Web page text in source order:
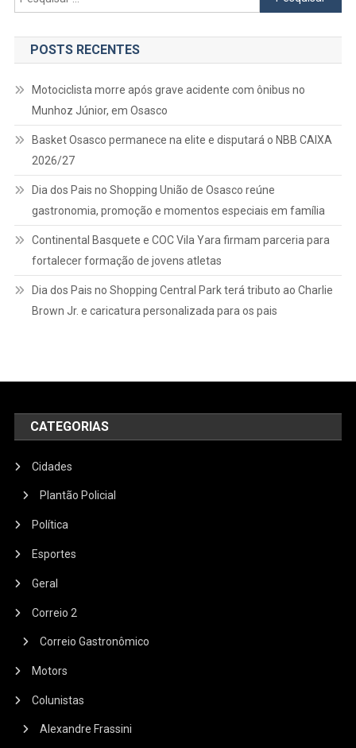
por:
POSTS RECENTES
Motociclista morre após grave acidente com ônibus no
Munhoz Júnior, em Osasco
Basket Osasco permanece na elite e disputará o NBB CAIXA
2026/27
Dia dos Pais no Shopping União de Osasco reúne
gastronomia, promoção e momentos especiais em família
Continental Basquete e COC Vila Yara firmam parceria para
fortalecer formação de jovens atletas
Dia dos Pais no Shopping Central Park terá tributo ao Charlie
Brown Jr. e caricatura personalizada para os pais
CATEGORIAS
Cidades
Plantão Policial
Política
Esportes
Geral
Correio 2
Correio Gastronômico
Motors
Colunistas
Alexandre Frassini